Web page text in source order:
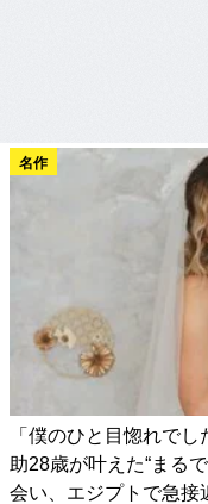
名作
「僕のひと目惚れで
助28歳が叶えた“まる
会い、エジプトで急接